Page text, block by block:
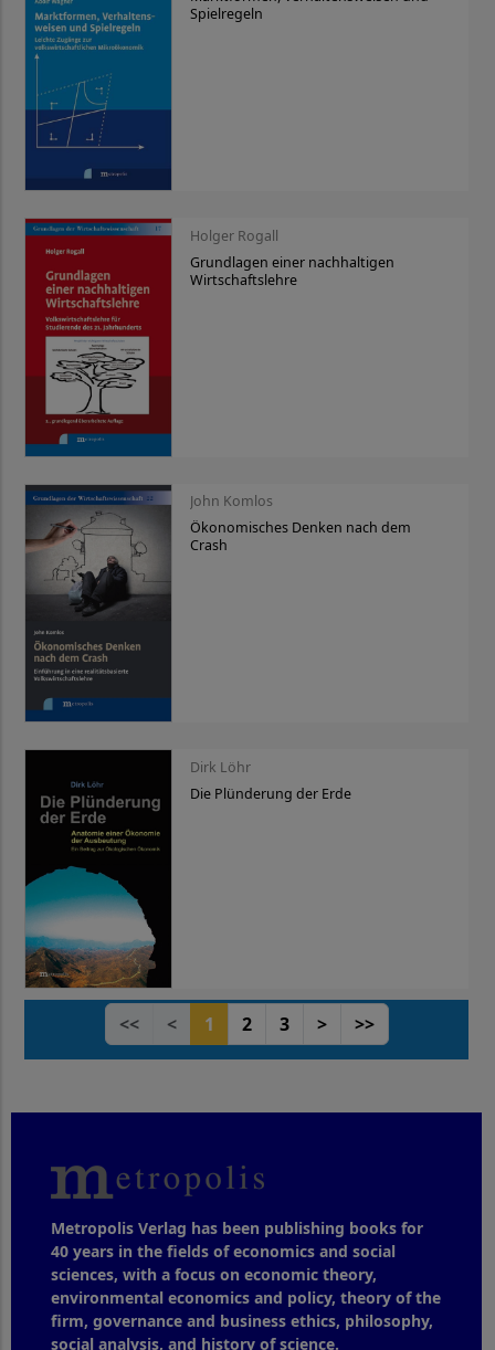
Spielregeln
Holger Rogall
Grundlagen einer nachhaltigen
Wirtschaftslehre
John Komlos
Ökonomisches Denken nach dem
Crash
Dirk Löhr
Die Plünderung der Erde
<< < 1 2 3 > >>
Metropolis Verlag has been publishing books for
40 years in the fields of economics and social
sciences, with a focus on economic theory,
environmental economics and policy, theory of the
firm, governance and business ethics, philosophy,
social analysis, and history of science.